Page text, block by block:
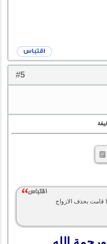
#
5
بحذف الازواج